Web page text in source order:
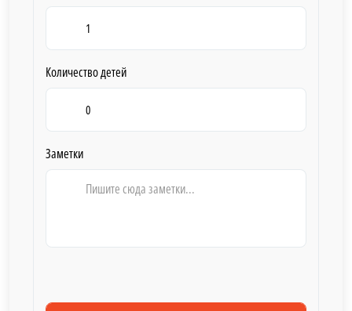
Количество детей
Заметки